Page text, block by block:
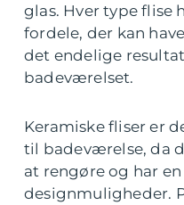
glas. Hver type flise
fordele, der kan
det endelige
badeværelset.
Keramiske fliser er
til badeværelse, da
at rengøre og har
designmuligheder.